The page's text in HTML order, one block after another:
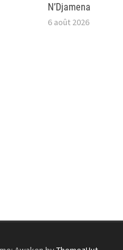
N’Djamena
6 août 2026